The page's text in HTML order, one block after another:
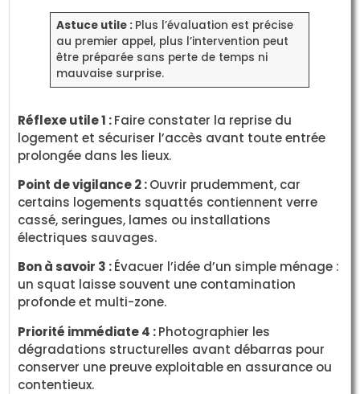
Astuce utile : Plus l’évaluation est précise
au premier appel, plus l’intervention peut
être préparée sans perte de temps ni
mauvaise surprise.
Réflexe utile 1 :Faire constater la reprise du
logement et sécuriser l’accès avant toute entrée
prolongée dans les lieux.
Point de vigilance 2 :Ouvrir prudemment, car
certains logements squattés contiennent verre
cassé, seringues, lames ou installations
électriques sauvages.
Bon à savoir 3 :Évacuer l’idée d’un simple ménage :
un squat laisse souvent une contamination
profonde et multi-zone.
Priorité immédiate 4 :Photographier les
dégradations structurelles avant débarras pour
conserver une preuve exploitable en assurance ou
contentieux.